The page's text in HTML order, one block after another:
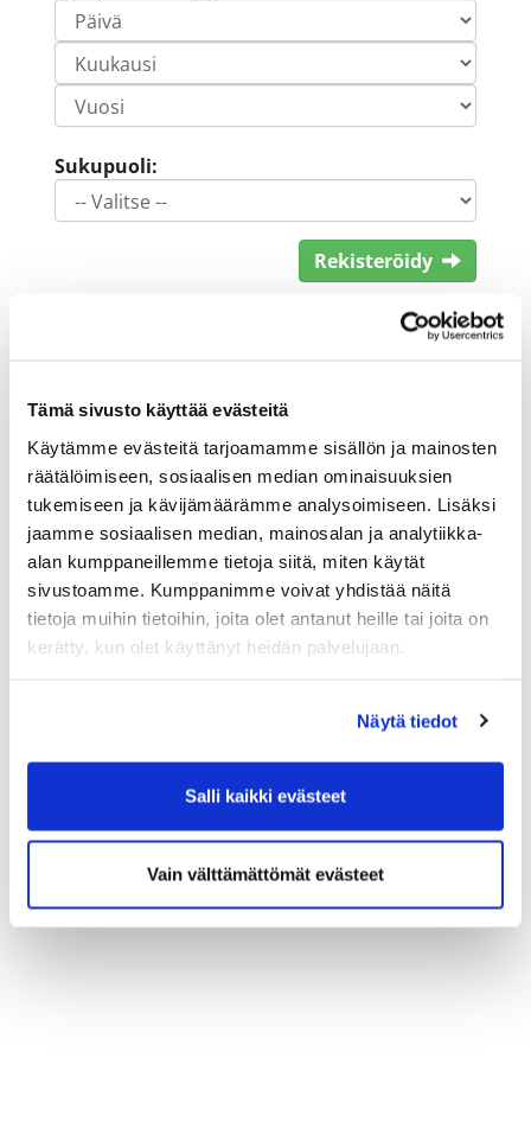
Tämä sivusto käyttää evästeitä
Käytämme evästeitä tarjoamamme sisällön ja mainosten
räätälöimiseen, sosiaalisen median ominaisuuksien
tukemiseen ja kävijämäärämme analysoimiseen. Lisäksi
jaamme sosiaalisen median, mainosalan ja analytiikka-
alan kumppaneillemme tietoja siitä, miten käytät
sivustoamme. Kumppanimme voivat yhdistää näitä
tietoja muihin tietoihin, joita olet antanut heille tai joita on
kerätty, kun olet käyttänyt heidän palvelujaan.
Näytä tiedot
Salli kaikki evästeet
Vain välttämättömät evästeet
Sukupuoli:
Rekisteröidy
(*) Tieto on pakollinen